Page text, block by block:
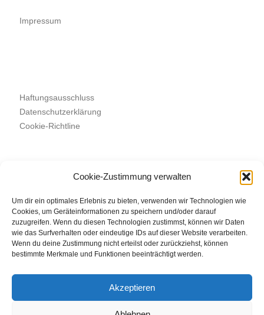
Cookie-Zustimmung verwalten
Um dir ein optimales Erlebnis zu bieten, verwenden wir Technologien wie
Cookies, um Geräteinformationen zu speichern und/oder darauf
zuzugreifen. Wenn du diesen Technologien zustimmst, können wir Daten
wie das Surfverhalten oder eindeutige IDs auf dieser Website verarbeiten.
Wenn du deine Zustimmung nicht erteilst oder zurückziehst, können
bestimmte Merkmale und Funktionen beeinträchtigt werden.
Akzeptieren
Impressum
Haftungsausschluss
Datenschutzerklärung
Cookie-Richtline
SUCHEN